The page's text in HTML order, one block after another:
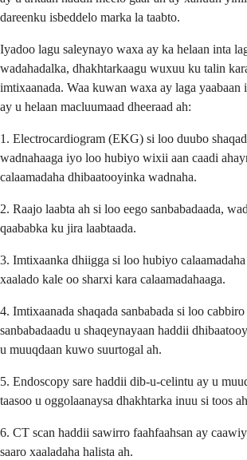
dareenku isbeddelo marka la taabto.
Iyadoo lagu saleynayo waxa ay ka helaan inta
wadahadalka, dhakhtarkaagu wuxuu ku talin
imtixaanada. Waa kuwan waxa ay laga yaabaan
ay u helaan macluumaad dheeraad ah:
1. Electrocardiogram (EKG) si loo duubo
wadnahaaga iyo loo hubiyo wixii aan caadi
calaamadaha dhibaatooyinka wadnaha.
2. Raajo laabta ah si loo eego sanbabadaada,
qaababka ku jira laabtaada.
3. Imtixaanka dhiigga si loo hubiyo
xaalado kale oo sharxi kara calaamadahaaga.
4. Imtixaanada shaqada sanbabada si loo
sanbabadaadu u shaqeynayaan haddii
u muuqdaan kuwo suurtogal ah.
5. Endoscopy sare haddii dib-u-celintu ay u
taasoo u oggolaanaysa dhakhtarka inuu si toos
6. CT scan haddii sawirro faahfaahsan ay
saaro xaaladaha halista ah.